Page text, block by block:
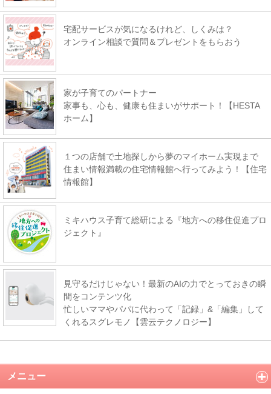
宅配サービスが気になるけれど、しくみは？
オンライン相談で質問＆プレゼントをもらおう
家が子育てのパートナー
家事も、心も、健康も住まいがサポート！【HESTA
ホーム】
１つの店舗で土地探しから夢のマイホーム実現まで
住まい情報満載の住宅情報館へ行ってみよう！【住宅
情報館】
ミキハウス子育て総研による『地方への移住促進プロ
ジェクト』
見守るだけじゃない！最新のAIの力でとっておきの瞬
間をコンテンツ化
忙しいママやパパに代わって「記録」&「編集」して
くれるスグレモノ【雲云テクノロジー】
メニュー